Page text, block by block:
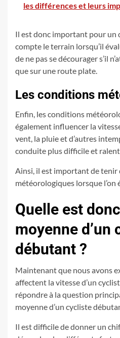
les différences et leurs
Il est donc important pour un
compte le terrain lorsqu’il
de ne pas se décourager s’il
que sur une route plate.
Les conditions
Enfin, les conditions
également influencer la
vent, la pluie et d’autres
conduite plus difficile et
Ainsi, il est important de
météorologiques lorsque l’on
Quelle est
moyenne d’un
débutant ?
Maintenant que nous avons
affectent la vitesse d’un
répondre à la question
moyenne d’un cycliste
Il est difficile de donner un